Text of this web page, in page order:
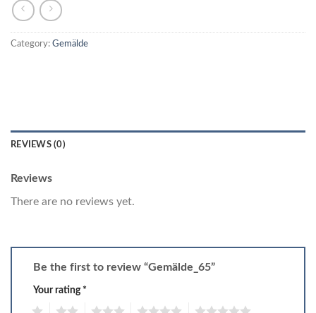
Category: Gemälde
REVIEWS (0)
Reviews
There are no reviews yet.
Be the first to review “Gemälde_65”
Your rating *